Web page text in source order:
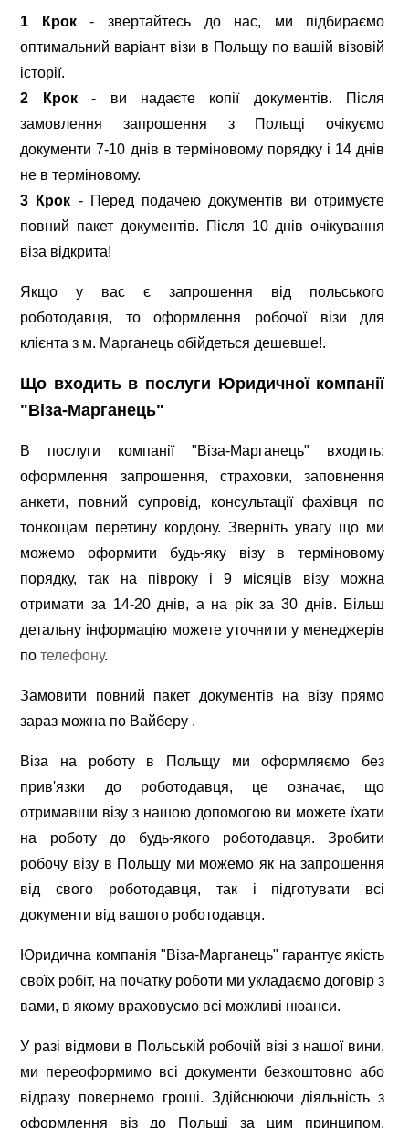
1 Крок- звертайтесь до нас, ми підбираємо
оптимальний варіант візи в Польщу по вашій візовій
історії.
2 Крок- ви надаєте копії документів. Після
замовлення запрошення з Польщі очікуємо
документи 7-10 днів в терміновому порядку і 14 днів
не в терміновому.
3 Крок - Перед подачею документів ви отримуєте
повний пакет документів. Після 10 днів очікування
віза відкрита!
Якщо у вас є запрошення від польського
роботодавця, то оформлення робочої візи для
клієнта з м. Марганець обійдеться дешевше!.
Що входить в послуги Юридичної компанії
"Віза-Марганець"
В послуги компанії "Віза-Марганець" входить:
оформлення запрошення, страховки, заповнення
анкети, повний супровід, консультації фахівця по
тонкощам перетину кордону. Зверніть увагу що ми
можемо оформити будь-яку візу в терміновому
порядку, так на півроку і 9 місяців візу можна
отримати за 14-20 днів, а на рік за 30 днів. Більш
детальну інформацію можете уточнити у менеджерів
потелефону.
Замовити повний пакет документів на візу прямо
зараз можна по Вайберу .
Віза на роботу в Польщу ми оформляємо без
прив'язки до роботодавця, це означає, що
отримавши візу з нашою допомогою ви можете їхати
на роботу до будь-якого роботодавця. Зробити
робочу візу в Польщу ми можемо як на запрошення
від свого роботодавця, так і підготувати всі
документи від вашого роботодавця.
Юридична компанія "Віза-Марганець" гарантує якість
своїх робіт, на початку роботи ми укладаємо договір з
вами, в якому враховуємо всі можливі нюанси.
У разі відмови в Польській робочій візі з нашої вини,
ми переоформимо всі документи безкоштовно або
відразу повернемо гроші. Здійснюючи діяльність з
оформлення віз до Польщі за цим принципом,